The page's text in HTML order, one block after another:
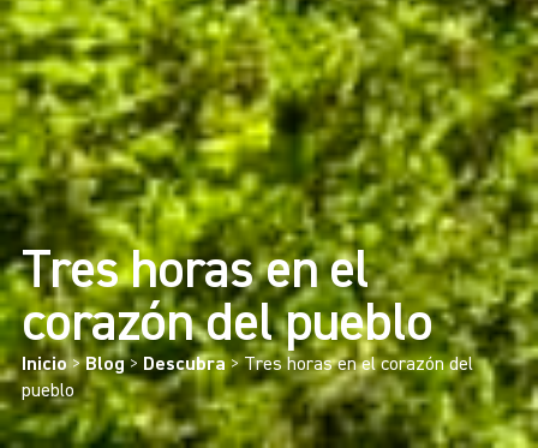
Tres horas en el
corazón del pueblo
Inicio >Blog> Descubra >Tres horas en el corazón del
pueblo